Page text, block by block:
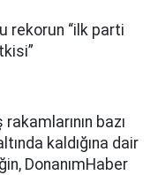
rekorun “ilk parti
bazı
kaldığına dair
DonanımHaber